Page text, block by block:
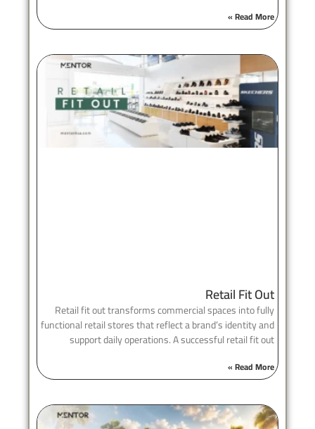
Read More »
Retail Fit Out
Retail fit out transforms commercial spaces into fully
functional retail stores that reflect a brand’s identity and
support daily operations. A successful retail fit out
Read More »